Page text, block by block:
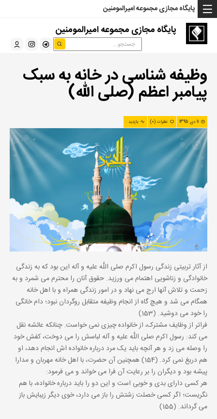
... Read more »" />
... Read more »" />... Read more »" />
پایگاه مجازی مجموعه امیرالمومنین
پایگاه مجازی مجموعه امیرالمومنین
وظیفه شناسی در خانه به سبک
پیامبر اعظم (صلی الله)
11 دی 1395 نظرات (0) بازدید :
از آثار تربیتی زندگی رسول اکرم صلی اللَّه علیه و آله این بود که به زندگی
خانوادگی و زناشویی اهتمام می ورزید. حقوق آنان را محترم می شمرد و به
زحمت و تلاش آنها ارج می نهاد و در امور زندگی همراه و با اهل خانه
همگام می شد و هیچ گاه از انجام وظیفه متقابل روگردان نبود؛ دام خانگی
را خود می دوشید. (153)
فراتر از وظایف مشترک، از خانواده چیزی نمی خواست. چنانکه عائشه نقل
می کند: رسول اکرم صلی اللَّه علیه و آله لباسش را می دوخت، کفش خود
را وصله می زد و هر آنچه باید یک مرد درباره خانواده اش انجام دهد، او
هم دریغ نمی کرد. (154) همچنین آن حضرت، با اهل خانه مهربان و مدارا
پیشه بود و دیگران را بر رعایت آن فرا می خواند و می فرمود:
هر کسی دارای بدی و خوبی است و این دو را باید درباره خانواده، با هم
نگریست؛ اگر کسی خصلت زشتش را باز می دارد، خوی دیگر زیبایش باز
می گرداند. (155)